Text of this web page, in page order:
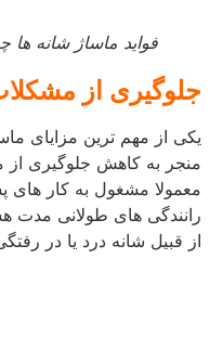
فواید ماساژ شانه ها
جلوگیری از
یکی از مهم‌ ترین مزایای
منجر به کاهش جلوگیری از
معمولا مشغول به کار های
رانندگی‌ های طولانی‌ مدت
از قبیل شانه درد یا در رفتگی